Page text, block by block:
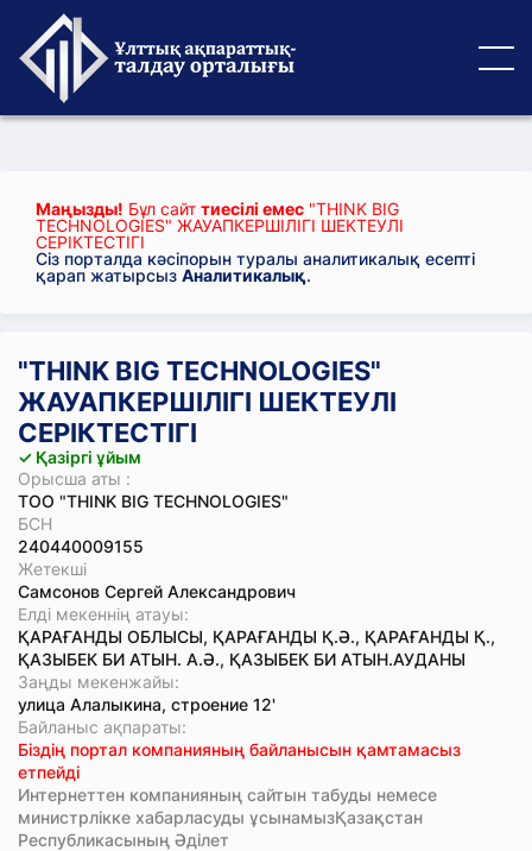
Маңызды! Бұл сайт тиесілі емес "THINK BIG
TECHNOLOGIES" ЖАУАПКЕРШІЛІГІ ШЕКТЕУЛІ
СЕРІКТЕСТІГІ
Сіз порталда кәсіпорын туралы аналитикалық есепті
қарап жатырсыз Аналитикалық.
"THINK BIG TECHNOLOGIES"
ЖАУАПКЕРШІЛІГІ ШЕКТЕУЛІ
СЕРІКТЕСТІГІ
✓ Қазіргі ұйым
Орысша аты :
ТОО "THINK BIG TECHNOLOGIES"
БСН
240440009155
Жетекші
Самсонов Сергей Александрович
Елді мекеннің атауы:
ҚАРАҒАНДЫ ОБЛЫСЫ, ҚАРАҒАНДЫ Қ.Ә., ҚАРАҒАНДЫ Қ.,
ҚАЗЫБЕК БИ АТЫН. А.Ә., ҚАЗЫБЕК БИ АТЫН.АУДАНЫ
Заңды мекенжайы:
улица Алалыкина, строение 12'
Байланыс ақпараты:
Біздің портал компанияның байланысын қамтамасыз
етпейді
Интернеттен компанияның сайтын табуды немесе
министрлікке хабарласуды ұсынамызҚазақстан
Республикасының Әділет